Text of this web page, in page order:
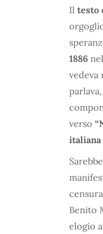
Il testo
1886
verso
italiana
Benito
elogio